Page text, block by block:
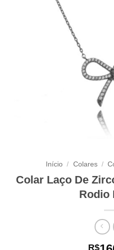
Início / Colares /
Colar Laço De
Rodio
R$